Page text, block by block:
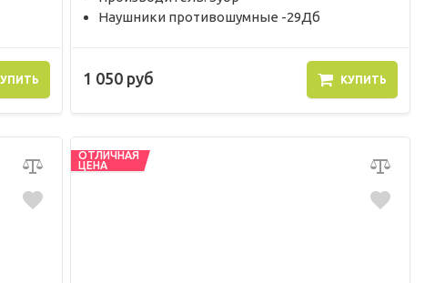
Наушники противошумные -29Дб
1 050 руб КУПИТЬ
ОТЛИЧНАЯ
ЦЕНА